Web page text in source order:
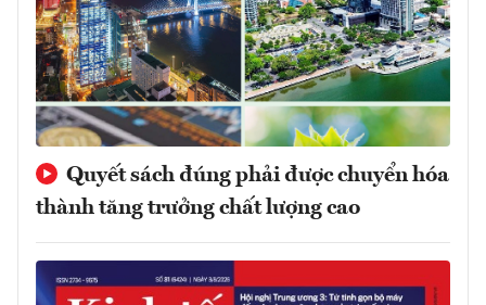
Quyết sách đúng phải được chuyển hóa
thành tăng trưởng chất lượng cao